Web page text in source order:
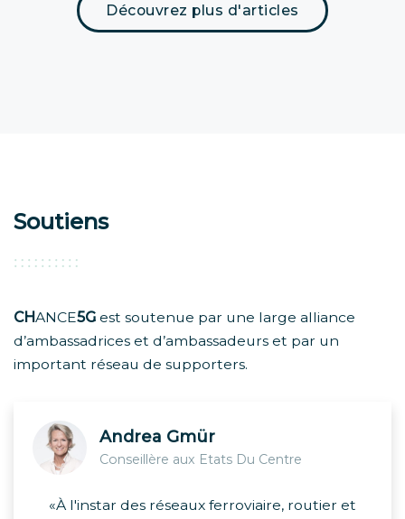
Découvrez plus d'articles
Soutiens
CHANCE5G est soutenue par une large alliance
d’ambassadrices et d’ambassadeurs et par un
important réseau de supporters.
Andrea Gmür
Conseillère aux Etats Du Centre
«À l'instar des réseaux ferroviaire, routier et